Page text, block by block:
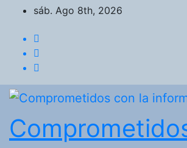
Saltar
contenido
sáb. Ago 8th, 2026